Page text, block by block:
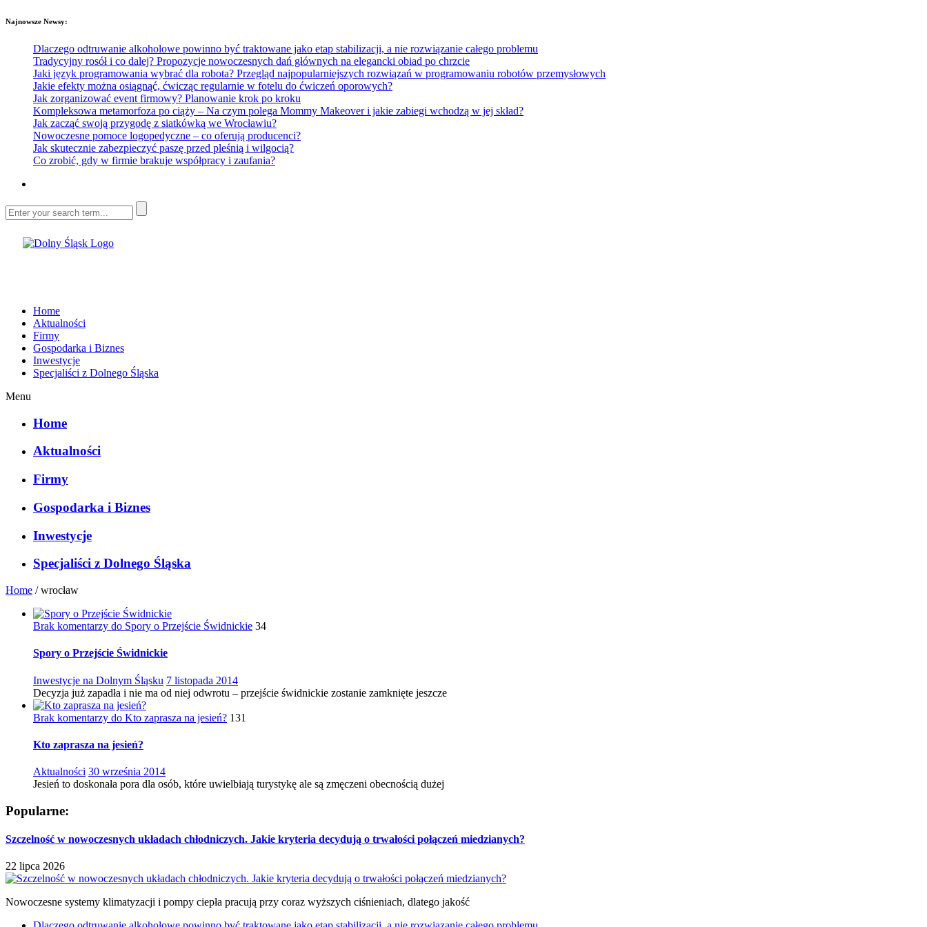
Najnowsze Newsy:
Dlaczego odtruwanie alkoholowe powinno być traktowane jako etap stabilizacji, a nie rozwiązanie całego problemu
Tradycyjny rosół i co dalej? Propozycje nowoczesnych dań głównych na elegancki obiad po chrzcie
Jaki język programowania wybrać dla robota? Przegląd najpopularniejszych rozwiązań w programowaniu robotów przemysłowych
Jakie efekty można osiągnąć, ćwicząc regularnie w fotelu do ćwiczeń oporowych?
Jak zorganizować event firmowy? Planowanie krok po kroku
Kompleksowa metamorfoza po ciąży – Na czym polega Mommy Makeover i jakie zabiegi wchodzą w jej skład?
Jak zacząć swoją przygodę z siatkówką we Wrocławiu?
Nowoczesne pomoce logopedyczne – co oferują producenci?
Jak skutecznie zabezpieczyć paszę przed pleśnią i wilgocią?
Co zrobić, gdy w firmie brakuje współpracy i zaufania?
Home
Aktualności
Firmy
Gospodarka i Biznes
Inwestycje
Specjaliści z Dolnego Śląska
Menu
Home
Aktualności
Firmy
Gospodarka i Biznes
Inwestycje
Specjaliści z Dolnego Śląska
Home /wrocław
Brak komentarzy do Spory o Przejście Świdnickie 34
Spory o Przejście Świdnickie
Inwestycje na Dolnym Śląsku 7 listopada 2014
Decyzja już zapadła i nie ma od niej odwrotu – przejście świdnickie zostanie zamknięte jeszcze
Brak komentarzy do Kto zaprasza na jesień? 131
Kto zaprasza na jesień?
Aktualności 30 września 2014
Jesień to doskonała pora dla osób, które uwielbiają turystykę ale są zmęczeni obecnością dużej
Popularne:
Szczelność w nowoczesnych układach chłodniczych. Jakie kryteria decydują o trwałości połączeń miedzianych?
22 lipca 2026
Nowoczesne systemy klimatyzacji i pompy ciepła pracują przy coraz wyższych ciśnieniach, dlatego jakość